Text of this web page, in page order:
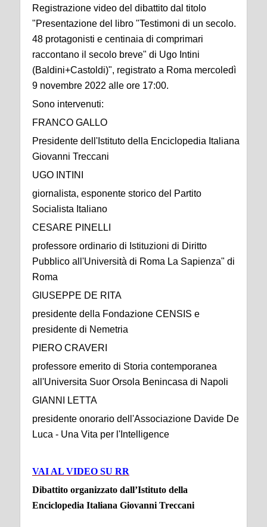
Registrazione video del dibattito dal titolo
"Presentazione del libro "Testimoni di un secolo.
48 protagonisti e centinaia di comprimari
raccontano il secolo breve" di Ugo Intini
(Baldini+Castoldi)", registrato a Roma mercoledì
9 novembre 2022 alle ore 17:00.
Sono intervenuti:
FRANCO GALLO
Presidente dell'Istituto della Enciclopedia Italiana
Giovanni Treccani
UGO INTINI
giornalista, esponente storico del Partito
Socialista Italiano
CESARE PINELLI
professore ordinario di Istituzioni di Diritto
Pubblico all'Università di Roma La Sapienza" di
Roma
GIUSEPPE DE RITA
presidente della Fondazione CENSIS e
presidente di Nemetria
PIERO CRAVERI
professore emerito di Storia contemporanea
all'Universita Suor Orsola Benincasa di Napoli
GIANNI LETTA
presidente onorario dell'Associazione Davide De
Luca - Una Vita per l'Intelligence
VAI AL VIDEO SU RR
Dibattito organizzato dall’Istituto della
Enciclopedia Italiana Giovanni Treccani